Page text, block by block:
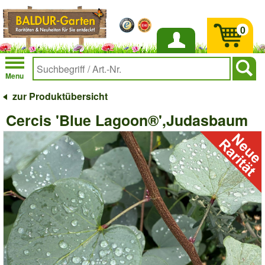
Anmelden
Menu
0
zur Produktübersicht
Cercis 'Blue Lagoon®',Judasbaum